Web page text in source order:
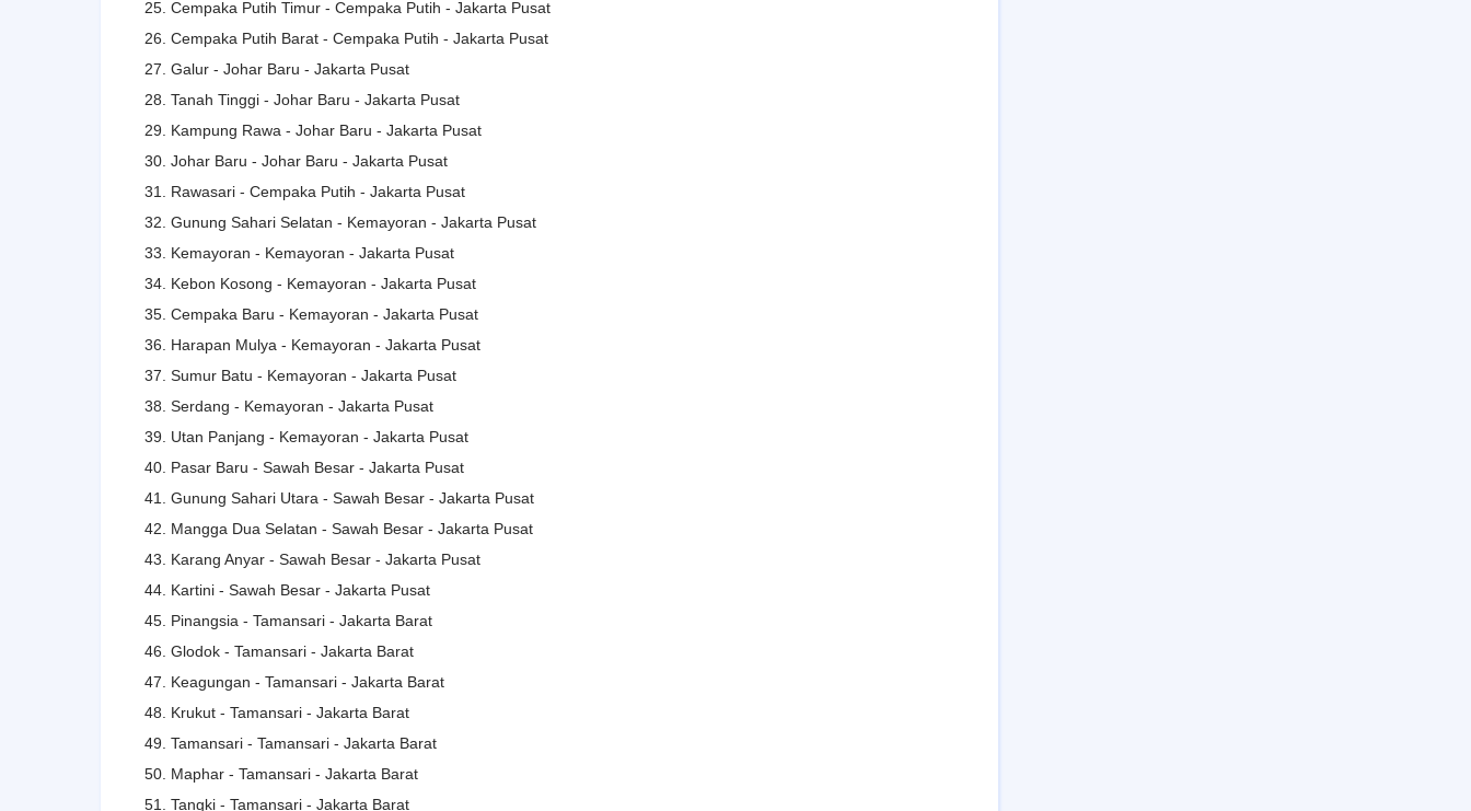
25. Cempaka Putih Timur - Cempaka Putih - Jakarta Pusat
26. Cempaka Putih Barat - Cempaka Putih - Jakarta Pusat
27. Galur - Johar Baru - Jakarta Pusat
28. Tanah Tinggi - Johar Baru - Jakarta Pusat
29. Kampung Rawa - Johar Baru - Jakarta Pusat
30. Johar Baru - Johar Baru - Jakarta Pusat
31. Rawasari - Cempaka Putih - Jakarta Pusat
32. Gunung Sahari Selatan - Kemayoran - Jakarta Pusat
33. Kemayoran - Kemayoran - Jakarta Pusat
34. Kebon Kosong - Kemayoran - Jakarta Pusat
35. Cempaka Baru - Kemayoran - Jakarta Pusat
36. Harapan Mulya - Kemayoran - Jakarta Pusat
37. Sumur Batu - Kemayoran - Jakarta Pusat
38. Serdang - Kemayoran - Jakarta Pusat
39. Utan Panjang - Kemayoran - Jakarta Pusat
40. Pasar Baru - Sawah Besar - Jakarta Pusat
41. Gunung Sahari Utara - Sawah Besar - Jakarta Pusat
42. Mangga Dua Selatan - Sawah Besar - Jakarta Pusat
43. Karang Anyar - Sawah Besar - Jakarta Pusat
44. Kartini - Sawah Besar - Jakarta Pusat
45. Pinangsia - Tamansari - Jakarta Barat
46. Glodok - Tamansari - Jakarta Barat
47. Keagungan - Tamansari - Jakarta Barat
48. Krukut - Tamansari - Jakarta Barat
49. Tamansari - Tamansari - Jakarta Barat
50. Maphar - Tamansari - Jakarta Barat
51. Tangki - Tamansari - Jakarta Barat